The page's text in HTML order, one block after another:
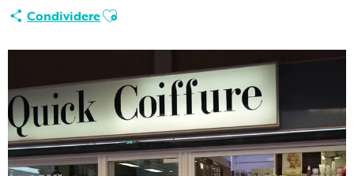
CondividereAjouter aux favoris